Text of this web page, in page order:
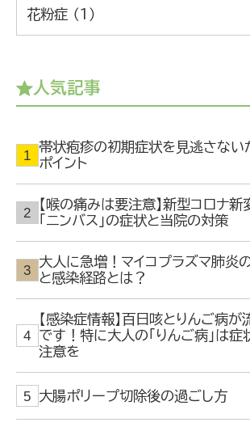
花粉症 （1）
人気記事
帯状疱疹の初期症状を見逃さない
ポイント
【喉の痛みは要注意】新型コロナ新
「ニンバス」の症状と当院の対策
大人に急増！マイコプラズマ肺炎
と感染経路とは？
【感染症情報】百日咳とりんご病が
です！特に大人の「りんご病」は症
注意を
大腸ポリープ切除後の過ごし方